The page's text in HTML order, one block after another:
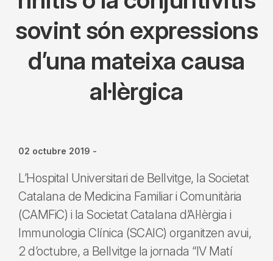
sovint són expressions
d’una mateixa causa
al·lèrgica
02 octubre 2019 -
L’Hospital Universitari de Bellvitge, la Societat
Catalana de Medicina Familiar i Comunitària
(CAMFiC) i la Societat Catalana d’Al·lèrgia i
Immunologia Clínica (SCAIC) organitzen avui,
2 d’octubre, a Bellvitge la jornada “IV Matí